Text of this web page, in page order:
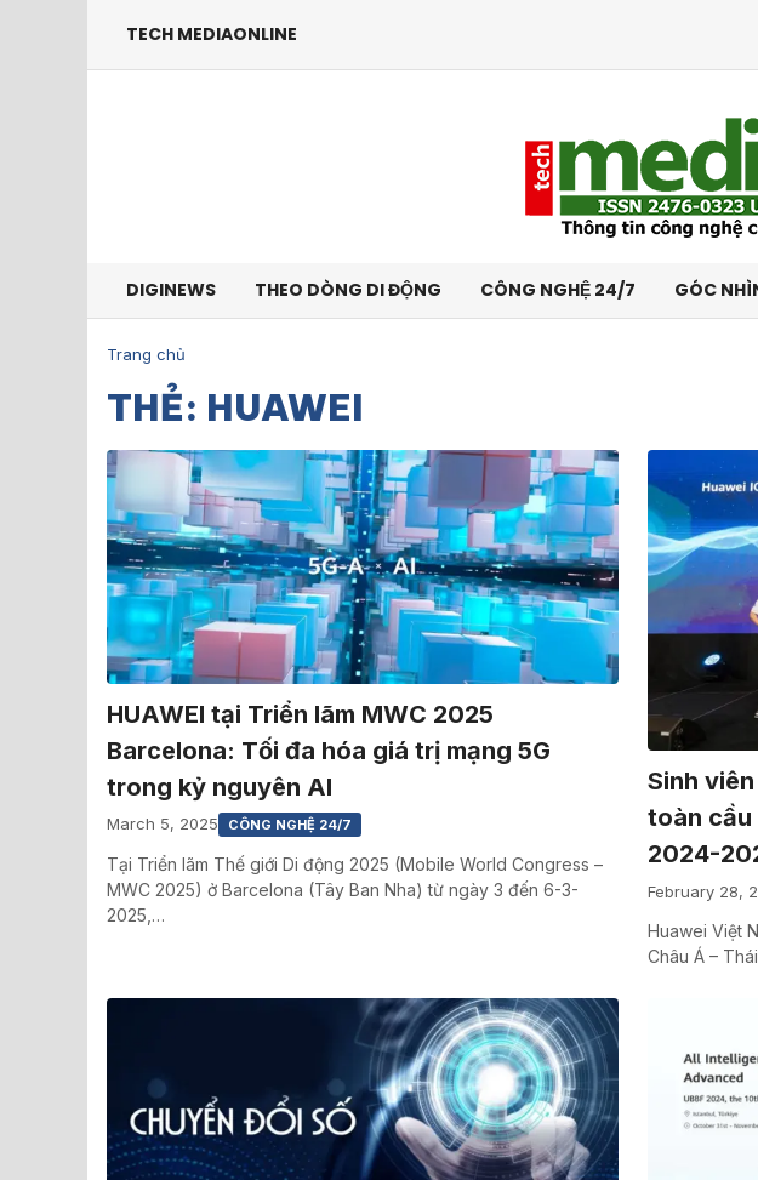
TECH MEDIAONLINE
DIGINEWS THEO DÒNG DI ĐỘNG CÔNG NGHỆ 24/7 GÓC
Trang chủ
THẺ: HUAWEI
HUAWEI tại Triển lãm MWC 2025
Barcelona: Tối đa hóa giá trị mạng 5G
trong kỷ nguyên AI
March 5, 2025 CÔNG NGHỆ 24/7
Tại Triển lãm Thế giới Di động 2025 (Mobile World Congress –
MWC 2025) ở Barcelona (Tây Ban Nha) từ ngày 3 đến 6-3-
2025,…
Sinh
toàn cầu
2024-
February 28,
Huawei Việt
Châu Á –